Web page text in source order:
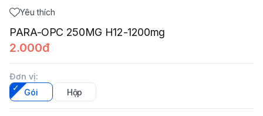
Yêu thích
PARA-OPC 250MG H12-1200mg
2.000đ
Đơn vị:
Gói
Hộp